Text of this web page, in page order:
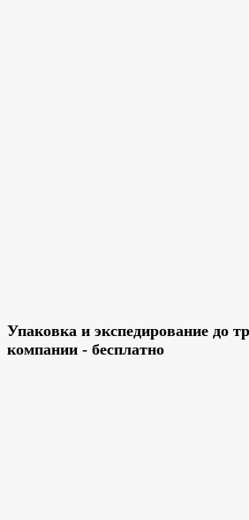
Упаковка и экспедирование до
компании - бесплатно